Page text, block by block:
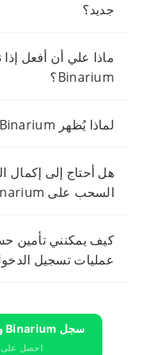
جديد؟
ماذا علي أن أفعل
Binarium؟
لماذا يُظهر Binarium أن حسابي مقفل أو محظور؟
هل أحتاج إلى إكمال
السحب على Binarium؟
عمليات تسجيل
سجل Binarium واحصل على 10000 دولار مجانًا
احصل على 10000 دولار مجانًا للمبتدئين